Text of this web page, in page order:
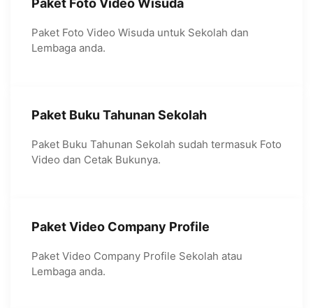
Paket Foto Video Wisuda
Paket Foto Video Wisuda untuk Sekolah dan
Lembaga anda.
Paket Buku Tahunan Sekolah
Paket Buku Tahunan Sekolah sudah termasuk Foto
Video dan Cetak Bukunya.
Paket Video Company Profile
Paket Video Company Profile Sekolah atau
Lembaga anda.